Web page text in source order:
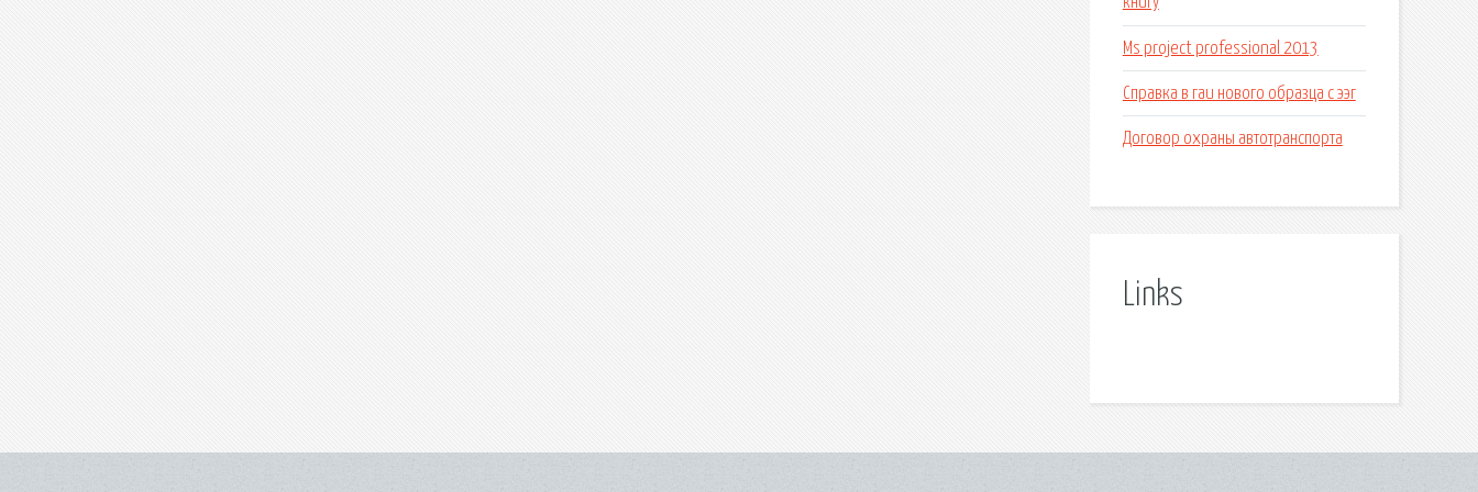
Ms project professional 2013
Справка в гаи нового образца с ээг
Договор охраны автотранспорта
Links